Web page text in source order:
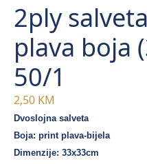
2ply
plava boja
50/1
2,50 KM
Dvoslojna salveta
Boja: print plava-bijela
Dimenzije: 33x33cm